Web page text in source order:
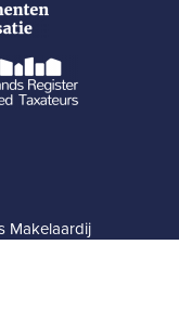
Makelaardij